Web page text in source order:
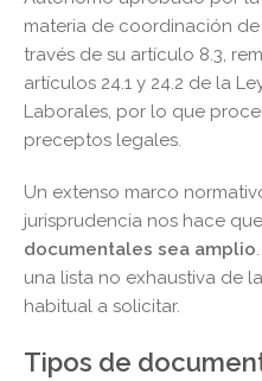
materia de coordinación
través de su artículo 8.3,
artículos 24.1 y 24.2 de la
Laborales, por lo que
preceptos legales.
Un extenso marco
jurisprudencia nos hace que
documentales sea amplio
una lista no exhaustiva de
habitual a solicitar.
Tipos de